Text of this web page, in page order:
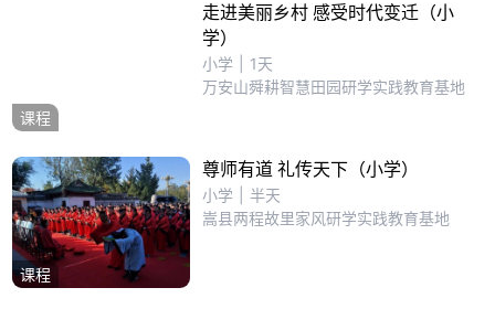
课程
走进美丽乡村 感受时代变迁（小
学）
小学
1天
万安山舜耕智慧田园研学实践教育基地
课程
尊师有道 礼传天下（小学）
小学
半天
嵩县两程故里家风研学实践教育基地